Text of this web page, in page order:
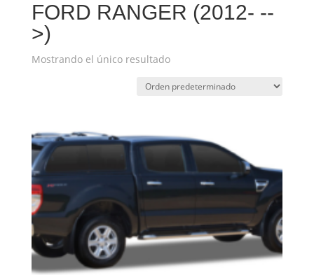
FORD RANGER (2012- --
>)
Mostrando el único resultado